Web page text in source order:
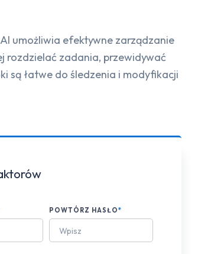
umożliwia efektywne zarządzanie
rozdzielać zadania, przewidywać
są łatwe do śledzenia i modyfikacji
POWTÓRZ HASŁO*